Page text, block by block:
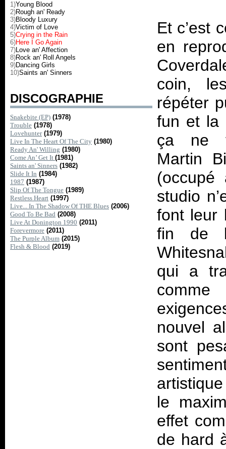
1)Young Blood
2)Rough an' Ready
3)Bloody Luxury
4)Victim of Love
5)Crying in the Rain
6)Here I Go Again
7)Love an' Affection
8)Rock an' Roll Angels
9)Dancing Girls
10)Saints an' Sinners
DISCOGRAPHIE
Snakebite (EP) (1978)
Trouble (1978)
Lovehunter (1979)
Live In The Heart Of The City (1980)
Ready An' Willing (1980)
Come An’ Get It (1981)
Saints an' Sinners (1982)
Slide It In (1984)
1987 (1987)
Slip Of The Tongue (1989)
Restless Heart (1997)
Live... In The Shadow Of THE Blues (2006)
Good To Be Bad (2008)
Live At Donington 1990 (2011)
Forevermore (2011)
The Purple Album (2015)
Flesh & Blood (2019)
Et c’est
en
coin,
répéter
fun et la
ça ne
Martin
(occupé
studio
font leur
fin de
qui a
nouvel
sont
le
effet
de hard